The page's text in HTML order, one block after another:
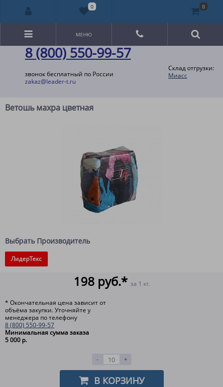
8 (800) 550-99-57
звонок бесплатный по России
zakaz@leader-t.ru
Склад отгрузки:
Миасс
МЕНЮ
Ветошь махра цветная
Выбрать Производитель
ЛидерТекс
198 руб.* за 1 кг.
* Окончательная цена зависит от
объёма закупки. Уточняйте у
менеджера по телефону
8 (800) 550-99-57
Минимальная сумма заказа
5 000 р.
- +
В КОРЗИНУ
0 0